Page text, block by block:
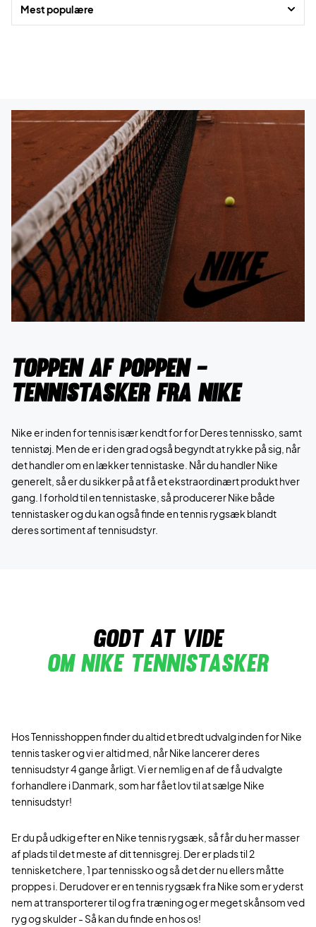
Rigtig god shopping!
Mest populære
Toppen af poppen -
Tennistasker fra NIKE
Nike er inden for tennis især kendt for for Deres tennissko, samt
tennistøj. Men de er i den grad også begyndt at rykke på sig, når
det handler om en lækker tennistaske. Når du handler Nike
generelt, så er du sikker på at få et ekstraordinært produkt hver
gang. I forhold til en tennistaske, så producerer Nike både
tennistasker og du kan også finde en tennis rygsæk blandt
deres sortiment af tennisudstyr.
Godt at vide
Om nike tennistasker
Hos Tennisshoppen finder du altid et bredt udvalg inden for Nike
tennis tasker og vi er altid med, når Nike lancerer deres
tennisudstyr 4 gange årligt. Vi er nemlig en af de få udvalgte
forhandlere i Danmark, som har fået lov til at sælge Nike
tennisudstyr!
Er du på udkig efter en Nike tennis rygsæk, så får du her masser
af plads til det meste af dit tennisgrej. Der er plads til 2
tennisketchere, 1 par tennissko og så det der nu ellers måtte
proppes i. Derudover er en tennis rygsæk fra Nike som er yderst
nem at transporterer til og fra træning og er meget skånsom ved
ryg og skulder - Så kan du finde en hos os!